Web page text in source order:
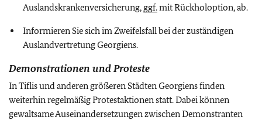
Auslandskrankenversicherung, ggf.mit Rückholoption, ab.
Informieren Sie sich im Zweifelsfall bei der zuständigen
Auslandvertretung Georgiens.
Demonstrationen und Proteste
In Tiflis und anderen größeren Städten Georgiens finden
weiterhin regelmäßig Protestaktionen statt. Dabei können
gewaltsame Auseinandersetzungen zwischen Demonstranten